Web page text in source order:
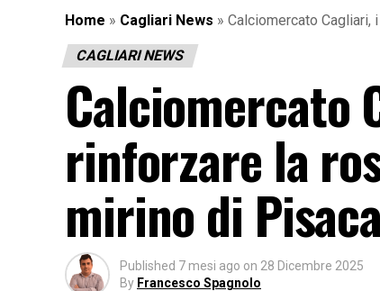
Home » Cagliari News » Calciomercato Cagliari,
CAGLIARI NEWS
Calciomercato
rinforzare la
mirino di
Published 7 mesi ago on 28 Dicembre 2025
By Francesco Spagnolo